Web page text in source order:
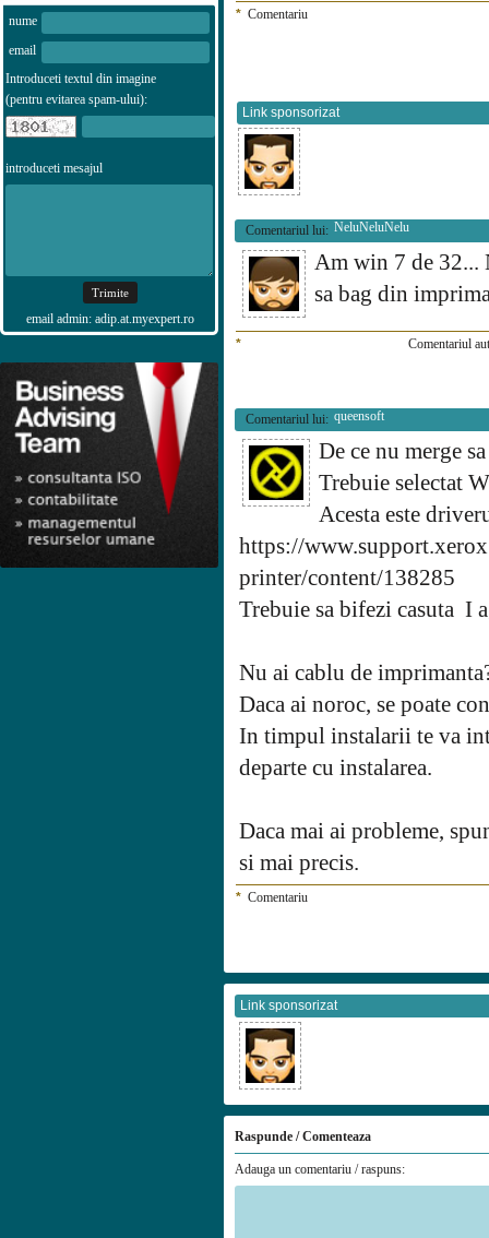
nume
email
Introduceti textul din imagine
(pentru evitarea spam-ului):
introduceti mesajul
email admin: adip.at.myexpert.ro
* Comentariu
Link sponsorizat
Comentariul lui: NeluNeluNelu
Am win 7 de 32...
sa bag din
* Comentariul
Comentariul lui: queensoft
De ce nu merge
Trebuie selectat
Acesta este
https://
printer/content/138285
Trebuie sa bifezi casuta I
Nu ai cablu de
Daca ai noroc, se poate
In timpul instalarii te va
departe cu instalarea.
Daca mai ai probleme,
si mai precis.
* Comentariu
Link sponsorizat
Raspunde / Comenteaza
Adauga un comentariu / raspuns: